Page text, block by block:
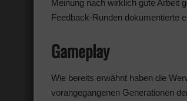
Meinung nach wirklich gute Arbeit
Feedback-Runden dokumentierte
Gameplay
Wie bereits erwähnt haben die
vorangegangenen Generationen